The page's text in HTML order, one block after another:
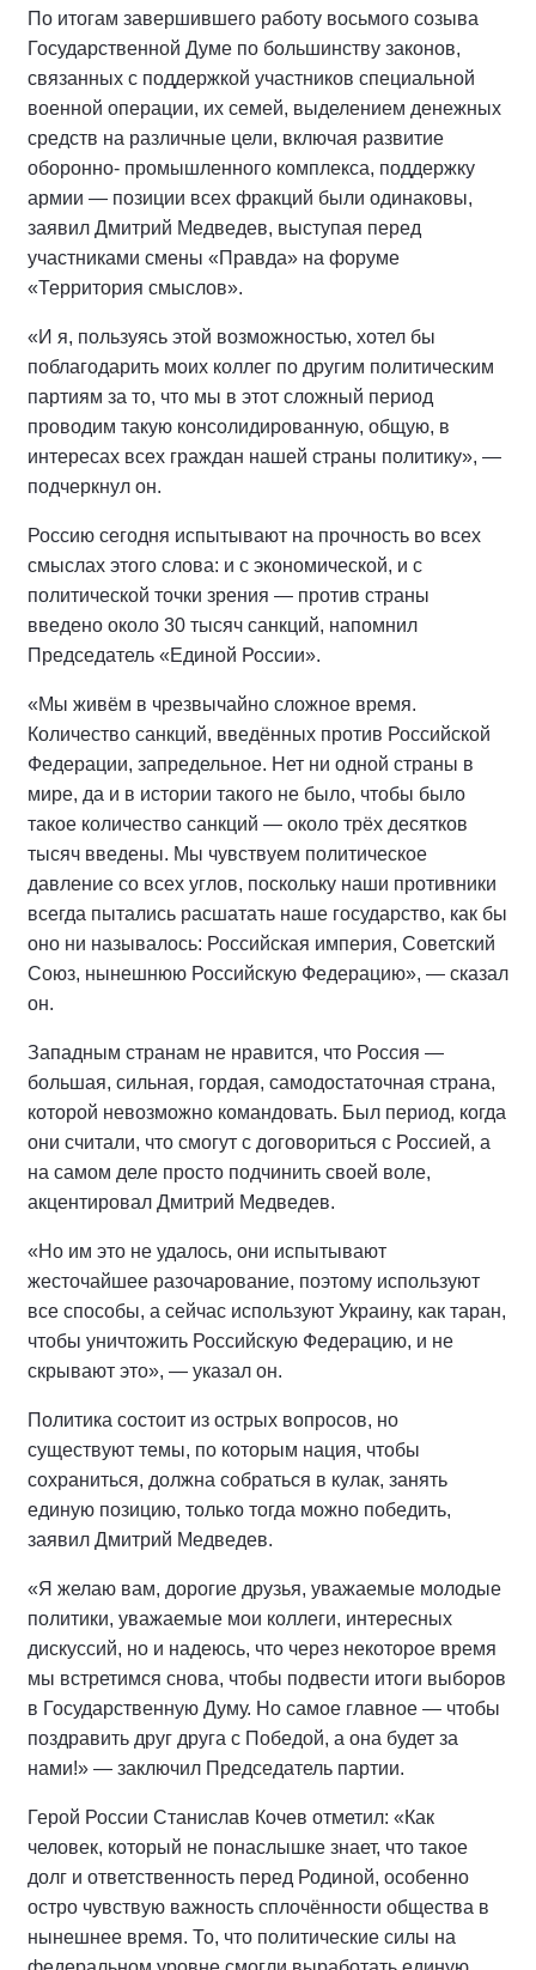
По итогам завершившего работу восьмого созыва
Государственной Думе по большинству законов,
связанных с поддержкой участников специальной
военной операции, их семей, выделением денежных
средств на различные цели, включая развитие
оборонно- промышленного комплекса, поддержку
армии — позиции всех фракций были одинаковы,
заявил Дмитрий Медведев, выступая перед
участниками смены «Правда» на форуме
«Территория смыслов».
«И я, пользуясь этой возможностью, хотел бы
поблагодарить моих коллег по другим политическим
партиям за то, что мы в этот сложный период
проводим такую консолидированную, общую, в
интересах всех граждан нашей страны политику», —
подчеркнул он.
Россию сегодня испытывают на прочность во всех
смыслах этого слова: и с экономической, и с
политической точки зрения — против страны
введено около 30 тысяч санкций, напомнил
Председатель «Единой России».
«Мы живём в чрезвычайно сложное время.
Количество санкций, введённых против Российской
Федерации, запредельное. Нет ни одной страны в
мире, да и в истории такого не было, чтобы было
такое количество санкций — около трёх десятков
тысяч введены. Мы чувствуем политическое
давление со всех углов, поскольку наши противники
всегда пытались расшатать наше государство, как бы
оно ни называлось: Российская империя, Советский
Союз, нынешнюю Российскую Федерацию», — сказал
он.
Западным странам не нравится, что Россия —
большая, сильная, гордая, самодостаточная страна,
которой невозможно командовать. Был период, когда
они считали, что смогут с договориться с Россией, а
на самом деле просто подчинить своей воле,
акцентировал Дмитрий Медведев.
«Но им это не удалось, они испытывают
жесточайшее разочарование, поэтому используют
все способы, а сейчас используют Украину, как таран,
чтобы уничтожить Российскую Федерацию, и не
скрывают это», — указал он.
Политика состоит из острых вопросов, но
существуют темы, по которым нация, чтобы
сохраниться, должна собраться в кулак, занять
единую позицию, только тогда можно победить,
заявил Дмитрий Медведев.
«Я желаю вам, дорогие друзья, уважаемые молодые
политики, уважаемые мои коллеги, интересных
дискуссий, но и надеюсь, что через некоторое время
мы встретимся снова, чтобы подвести итоги выборов
в Государственную Думу. Но самое главное — чтобы
поздравить друг друга с Победой, а она будет за
нами!» — заключил Председатель партии.
Герой России Станислав Кочев отметил: «Как
человек, который не понаслышке знает, что такое
долг и ответственность перед Родиной, особенно
остро чувствую важность сплочённости общества в
нынешнее время. То, что политические силы на